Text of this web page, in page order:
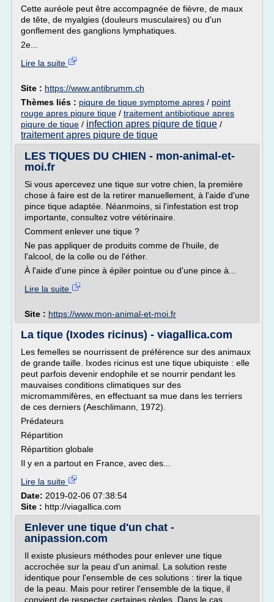
Cette auréole peut être accompagnée de fièvre, de maux
de tête, de myalgies (douleurs musculaires) ou d'un
gonflement des ganglions lymphatiques.
2e...
Lire la suite
Site : https://www.antibrumm.ch
Thèmes liés : piqure de tique symptome apres / point
rouge apres piqure tique / traitement antibiotique apres
piqure de tique / infection apres piqure de tique /
traitement apres piqure de tique
LES TIQUES DU CHIEN - mon-animal-et-
moi.fr
Si vous apercevez une tique sur votre chien, la première
chose à faire est de la retirer manuellement, à l'aide d'une
pince tique adaptée. Néanmoins, si l'infestation est trop
importante, consultez votre vétérinaire.
Comment enlever une tique ?
Ne pas appliquer de produits comme de l'huile, de
l'alcool, de la colle ou de l'éther.
À l'aide d'une pince à épiler pointue ou d'une pince à...
Lire la suite
Site : https://www.mon-animal-et-moi.fr
La tique (Ixodes ricinus) - viagallica.com
Les femelles se nourrissent de préférence sur des animaux
de grande taille. Ixodes ricinus est une tique ubiquiste : elle
peut parfois devenir endophile et se nourrir pendant les
mauvaises conditions climatiques sur des
micromammifères, en effectuant sa mue dans les terriers
de ces derniers (Aeschlimann, 1972).
Prédateurs
Répartition
Répartition globale
Il y en a partout en France, avec des...
Lire la suite
Date: 2019-02-06 07:38:54
Site : http://viagallica.com
Enlever une tique d'un chat -
anipassion.com
Il existe plusieurs méthodes pour enlever une tique
accrochée sur la peau d'un animal. La solution reste
identique pour l'ensemble de ces solutions : tirer la tique
de la peau. Mais pour retirer l'ensemble de la tique, il
convient de respecter certaines règles. Dans le cas